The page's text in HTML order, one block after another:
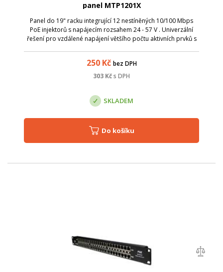
panel MTP1201X
Panel do 19" racku integrující 12 nestíněných 10/100 Mbps
PoE injektorů s napájecím rozsahem 24 - 57 V . Univerzální
řešení pro vzdálené napájení většího počtu aktivních prvků s
250Kč bez DPH
303 Kčs DPH
SKLADEM
Do košíku